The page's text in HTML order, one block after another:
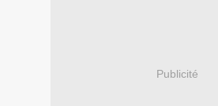
Publicité